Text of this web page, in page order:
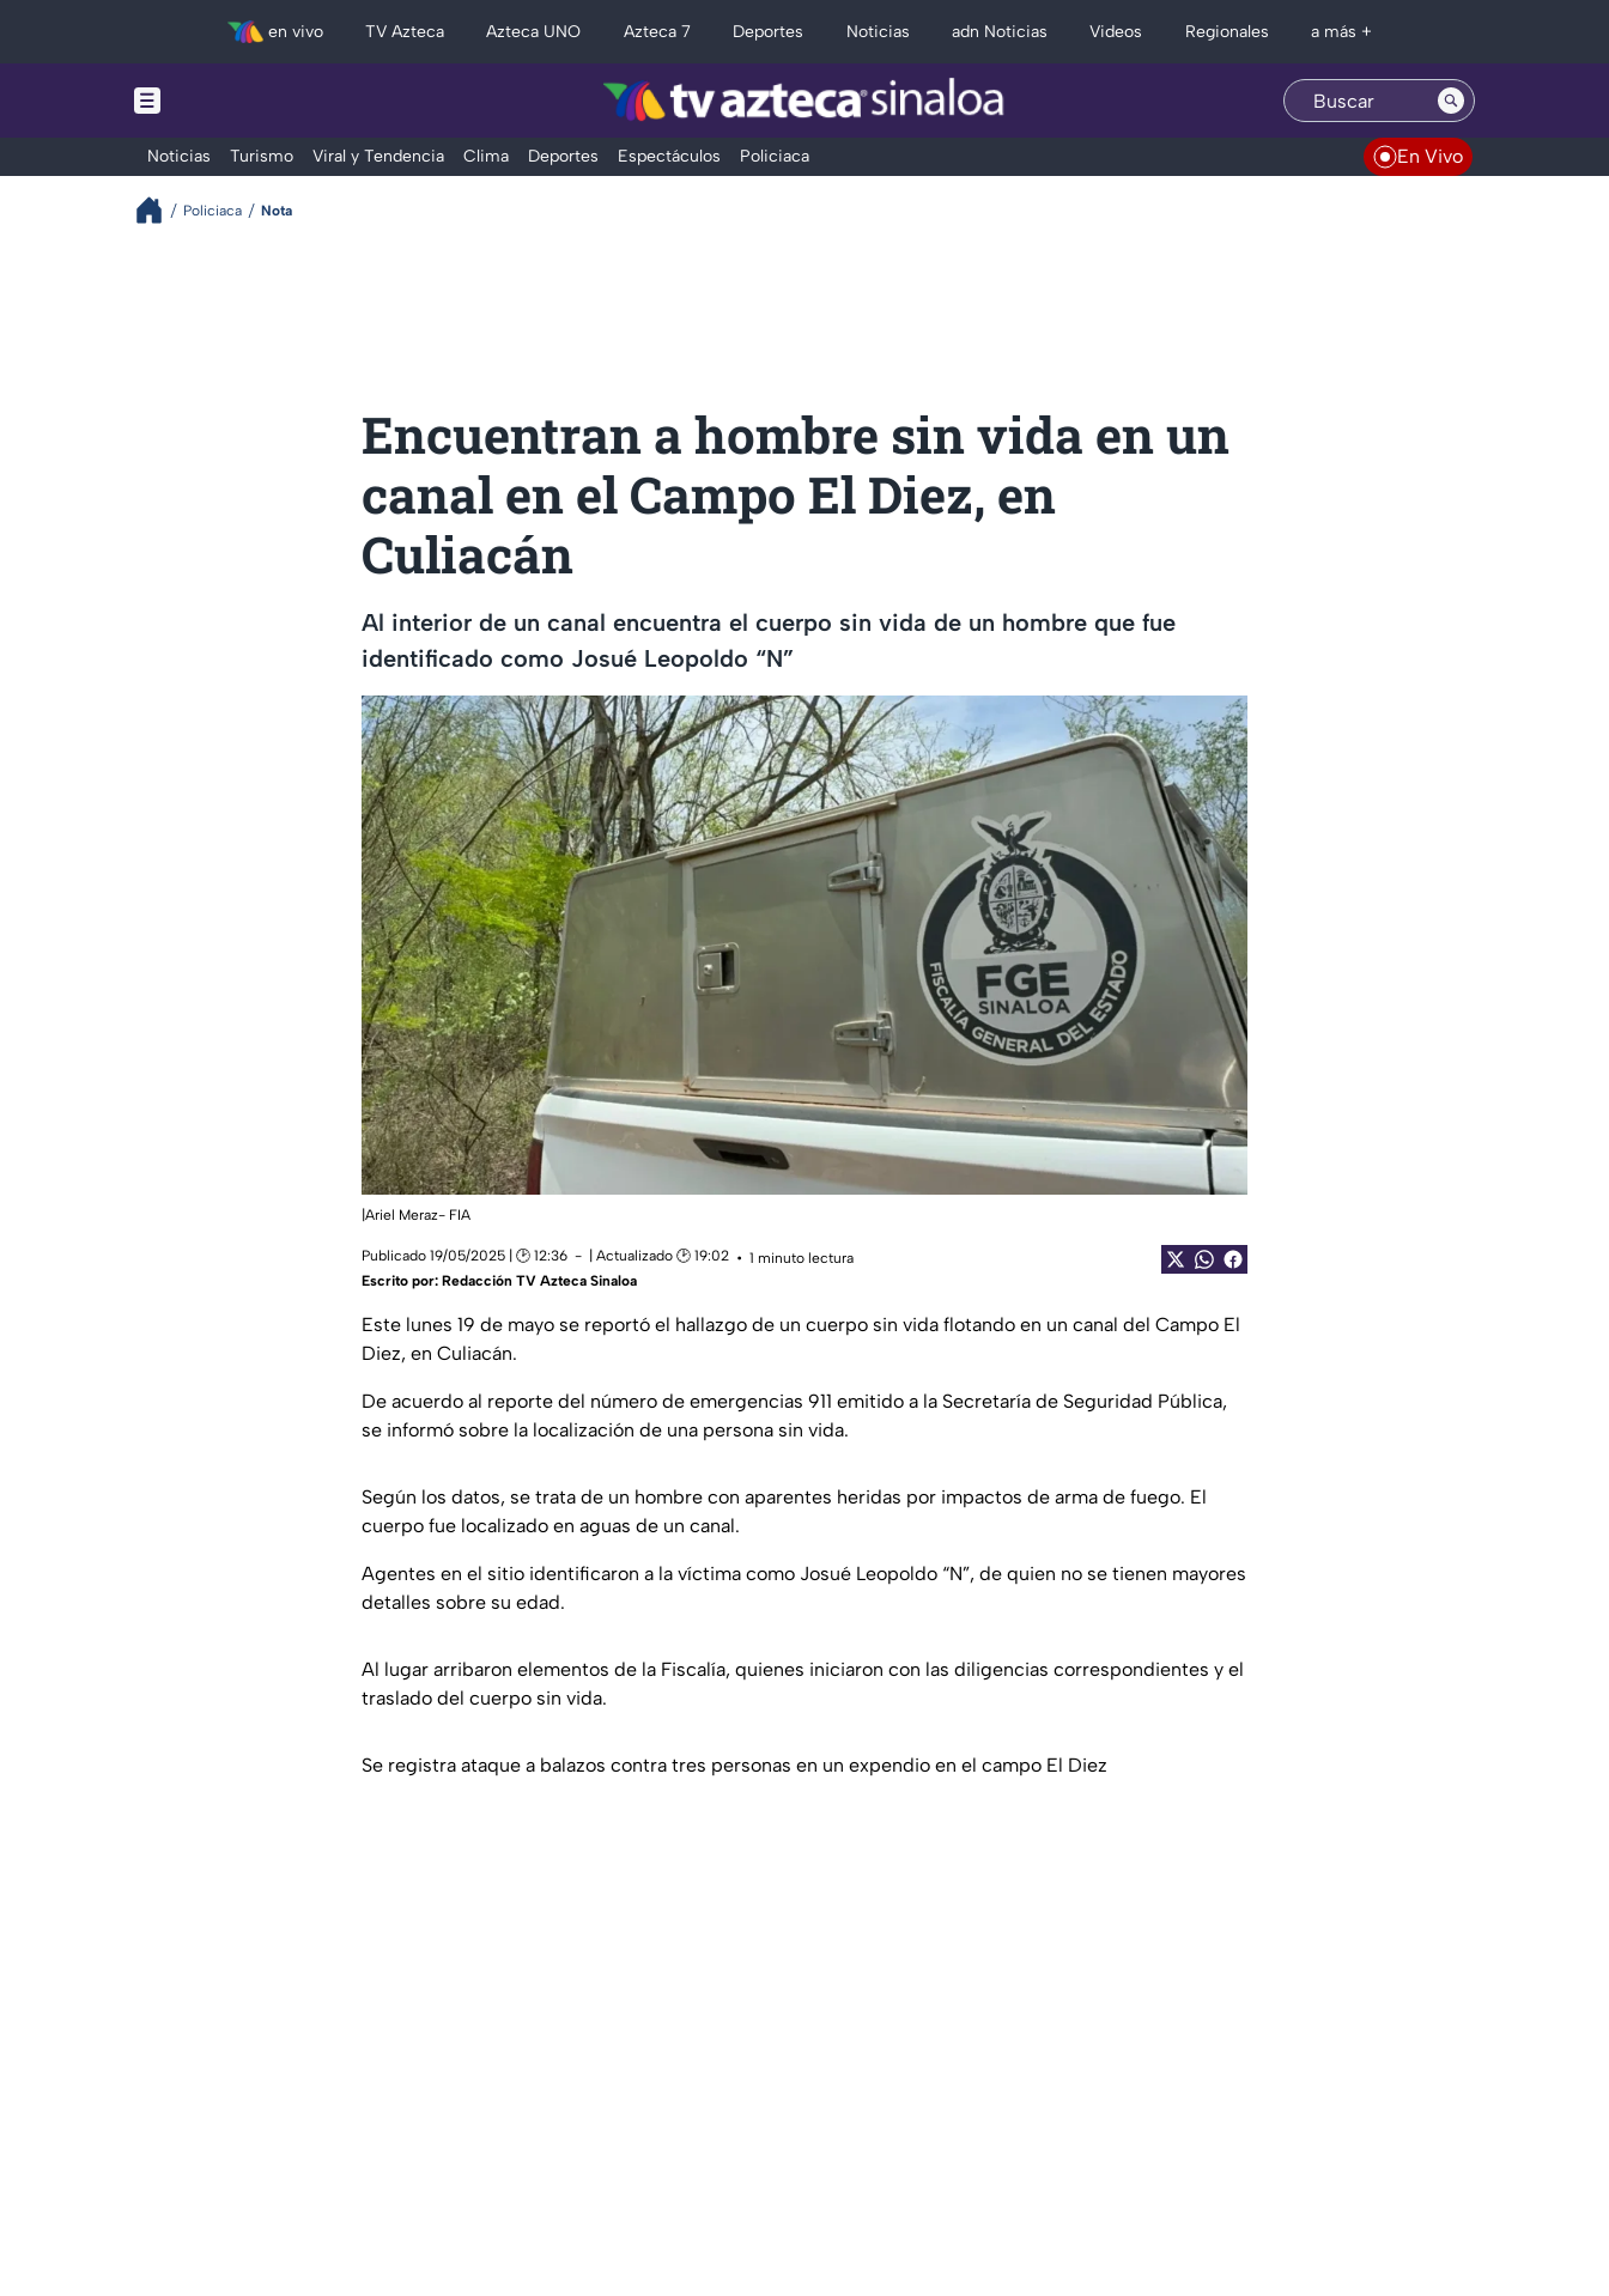
en vivo TV Azteca Azteca UNO Azteca 7 Deportes Noticias adn Noticias Videos Regionales a más +
Noticias Turismo Viral y Tendencia Clima Deportes Espectáculos Policiaca En Vivo
Policiaca Nota
Encuentran a hombre sin vida en un
canal en el Campo El Diez, en
Culiacán
Al interior de un canal encuentra el cuerpo sin vida de un hombre que fue
identificado como Josué Leopoldo “N”
|Ariel Meraz- FIA
Publicado 19/05/2025 | 🕑 12:36 | Actualizado 🕑 19:02
1 minuto lectura
Escrito por: Redacción TV Azteca Sinaloa
Este lunes 19 de mayo se reportó el hallazgo de un cuerpo sin vida flotando en un canal del Campo El
Diez, en Culiacán.
De acuerdo al reporte del número de emergencias 911 emitido a la Secretaría de Seguridad Pública,
se informó sobre la localización de una persona sin vida.
Según los datos, se trata de un hombre con aparentes heridas por impactos de arma de fuego. El
cuerpo fue localizado en aguas de un canal.
Agentes en el sitio identificaron a la víctima como Josué Leopoldo “N”, de quien no se tienen mayores
detalles sobre su edad.
Al lugar arribaron elementos de la Fiscalía, quienes iniciaron con las diligencias correspondientes y el
traslado del cuerpo sin vida.
Se registra ataque a balazos contra tres personas en un expendio en el campo El Diez